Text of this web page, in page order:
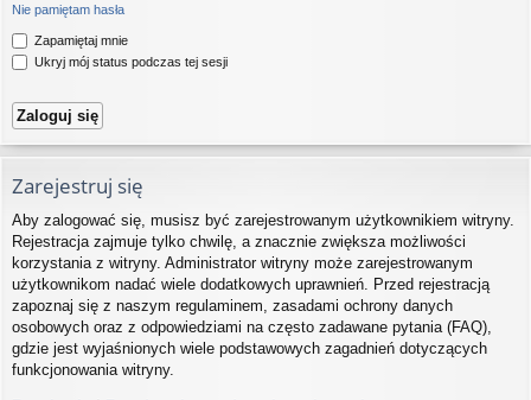
Nie pamiętam hasła
Zapamiętaj mnie
Ukryj mój status podczas tej sesji
Zarejestruj się
Aby zalogować się, musisz być zarejestrowanym użytkownikiem witryny.
Rejestracja zajmuje tylko chwilę, a znacznie zwiększa możliwości
korzystania z witryny. Administrator witryny może zarejestrowanym
użytkownikom nadać wiele dodatkowych uprawnień. Przed rejestracją
zapoznaj się z naszym regulaminem, zasadami ochrony danych
osobowych oraz z odpowiedziami na często zadawane pytania (FAQ),
gdzie jest wyjaśnionych wiele podstawowych zagadnień dotyczących
funkcjonowania witryny.